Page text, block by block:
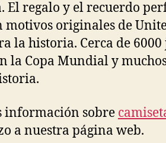
El regalo y el recuerdo
motivos originales de
la historia. Cerca de
la Copa Mundial y
información sobre
a nuestra página web.